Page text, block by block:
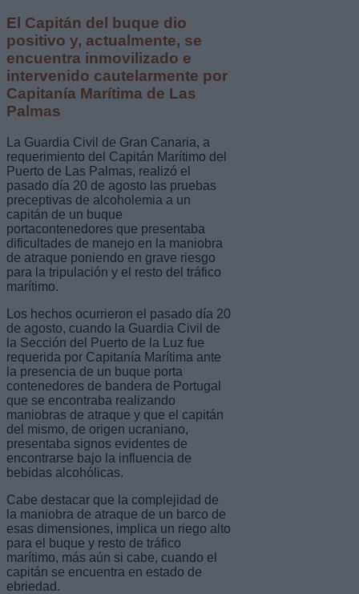
El Capitán del buque dio
positivo y, actualmente, se
encuentra inmovilizado e
intervenido cautelarmente por
Capitanía Marítima de Las
Palmas
La Guardia Civil de Gran Canaria, a
requerimiento del Capitán Marítimo del
Puerto de Las Palmas, realizó el
pasado día 20 de agosto las pruebas
preceptivas de alcoholemia a un
capitán de un buque
portacontenedores que presentaba
dificultades de manejo en la maniobra
de atraque poniendo en grave riesgo
para la tripulación y el resto del tráfico
marítimo.
Los hechos ocurrieron el pasado día 20
de agosto, cuando la Guardia Civil de
la Sección del Puerto de la Luz fue
requerida por Capitanía Marítima ante
la presencia de un buque porta
contenedores de bandera de Portugal
que se encontraba realizando
maniobras de atraque y que el capitán
del mismo, de origen ucraniano,
presentaba signos evidentes de
encontrarse bajo la influencia de
bebidas alcohólicas.
Cabe destacar que la complejidad de
la maniobra de atraque de un barco de
esas dimensiones, implica un riego alto
para el buque y resto de tráfico
marítimo, más aún si cabe, cuando el
capitán se encuentra en estado de
ebriedad.